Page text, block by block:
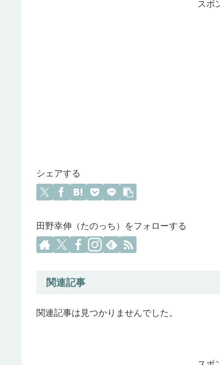
スポ
シェアする
田野幸伸（たのっち）をフォローする
関連記事
関連記事は見つかりませんでした。